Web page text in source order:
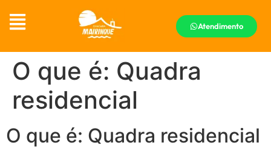
Atendimento
O que é: Quadra
residencial
O que é: Quadra residencial